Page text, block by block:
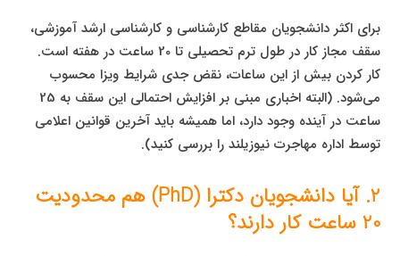
برای اکثر دانشجویان مقاطع کارشناسی و کارشناسی ارشد آموزشی،
سقف مجاز کار در طول ترم تحصیلی تا 20 ساعت در هفته است.
کار کردن بیش از این ساعات، نقض جدی شرایط ویزا محسوب
می‌شود. (البته اخباری مبنی بر افزایش احتمالی این سقف به 25
ساعت در آینده وجود دارد، اما همیشه باید آخرین قوانین اعلامی
توسط اداره مهاجرت نیوزیلند را بررسی کنید).
2. آیا دانشجویان دکترا (PhD) هم محدودیت
20 ساعت کار دارند؟